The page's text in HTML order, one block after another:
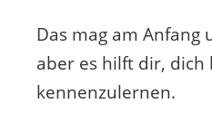
Das mag am Anfang
aber es hilft dir, dich
kennenzulernen.